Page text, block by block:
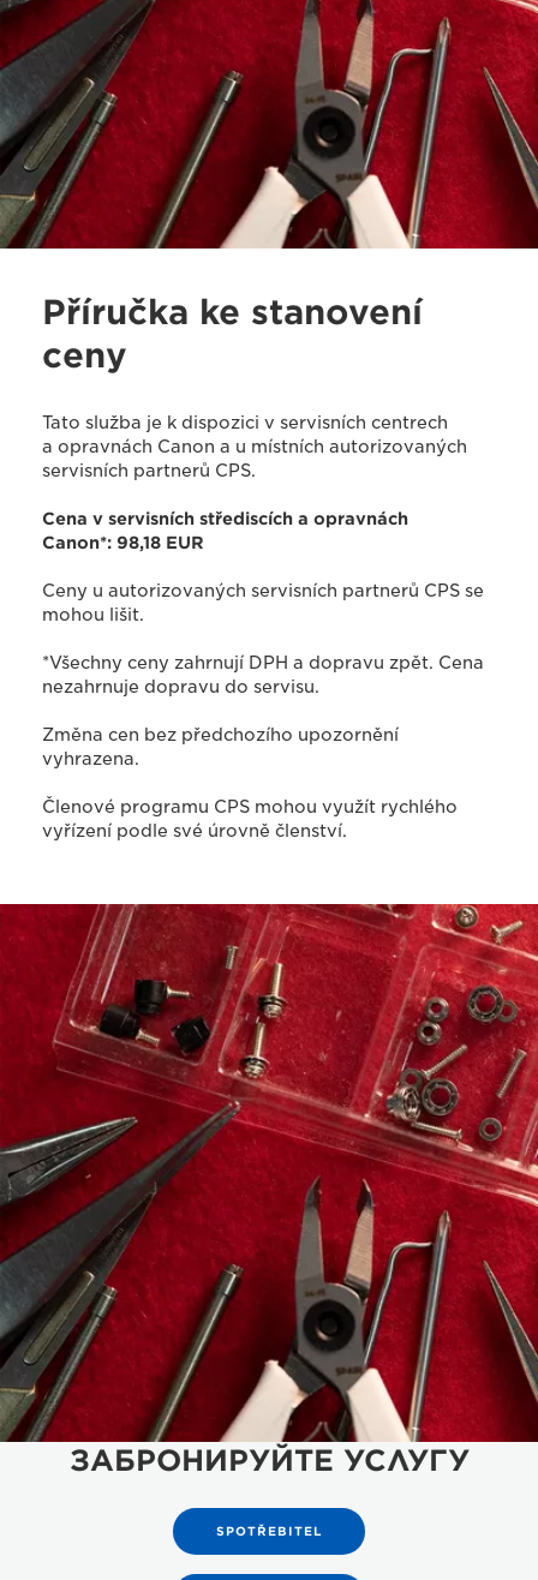
Příručka ke stanovení
ceny
Tato služba je k dispozici v servisních centrech
a opravnách Canon a u místních autorizovaných
servisních partnerů CPS.
Cena v servisních střediscích a opravnách
Canon*: 98,18 EUR
Ceny u autorizovaných servisních partnerů CPS se
mohou lišit.
*Všechny ceny zahrnují DPH a dopravu zpět. Cena
nezahrnuje dopravu do servisu.
Změna cen bez předchozího upozornění
vyhrazena.
Členové programu CPS mohou využít rychlého
vyřízení podle své úrovně členství.
ЗАБРОНИРУЙТЕ УСЛУГУ
SPOTŘEBITEL